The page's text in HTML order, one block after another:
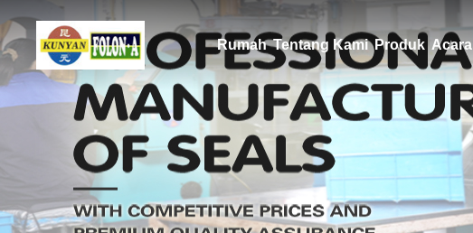
Rumah Tentang Kami Produk Acara